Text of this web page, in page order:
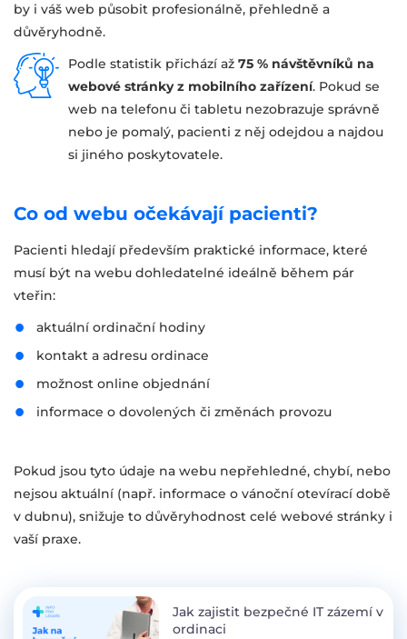
by i váš web působit profesionálně, přehledně a
důvěryhodně.
Podle statistik přichází až 75 % návštěvníků na
webové stránky z mobilního zařízení. Pokud se
web na telefonu či tabletu nezobrazuje správně
nebo je pomalý, pacienti z něj odejdou a najdou
si jiného poskytovatele.
Co od webu očekávají pacienti?
Pacienti hledají především praktické informace, které
musí být na webu dohledatelné ideálně během pár
vteřin:
aktuální ordinační hodiny
kontakt a adresu ordinace
možnost online objednání
informace o dovolených či změnách provozu
Pokud jsou tyto údaje na webu nepřehledné, chybí, nebo
nejsou aktuální (např. informace o vánoční otevírací době
v dubnu), snižuje to důvěryhodnost celé webové stránky i
vaší praxe.
Jak zajistit bezpečné IT zázemí v
ordinaci